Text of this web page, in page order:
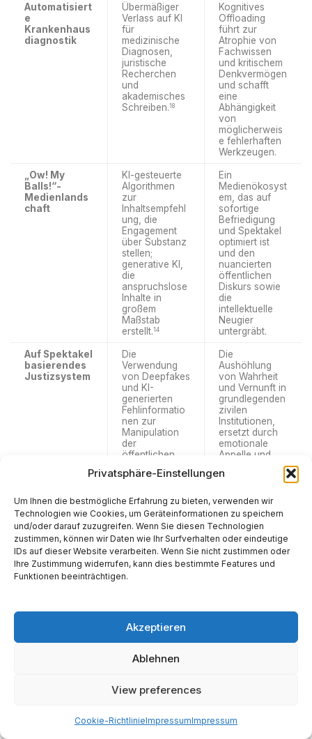
Privatsphäre-Einstellungen
Um Ihnen die bestmögliche Erfahrung zu bieten, verwenden wir
Technologien wie Cookies, um Geräteinformationen zu speichern
und/oder darauf zuzugreifen. Wenn Sie diesen Technologien
zustimmen, können wir Daten wie Ihr Surfverhalten oder eindeutige
IDs auf dieser Website verarbeiten. Wenn Sie nicht zustimmen oder
Ihre Zustimmung widerrufen, kann dies bestimmte Features und
Funktionen beeinträchtigen.
Akzeptieren
Ablehnen
View preferences
Cookie-RichtlinieImpressumImpressum
Automatisiert
e
Krankenhaus
diagnostik
Übermäßiger
Verlass auf KI
für
medizinische
Diagnosen,
juristische
Recherchen
und
akademisches
Schreiben.18
Kognitives
Offloading
führt zur
Atrophie von
Fachwissen
und kritischem
Denkvermögen
und schafft
eine
Abhängigkeit
von
möglicherweis
e fehlerhaften
Werkzeugen.
„Ow! My
Balls!“-
Medienlands
chaft
KI-gesteuerte
Algorithmen
zur
Inhaltsempfehl
ung, die
Engagement
über Substanz
stellen;
generative KI,
die
anspruchslose
Inhalte in
großem
Maßstab
erstellt.14
Ein
Medienökosyst
em, das auf
sofortige
Befriedigung
und Spektakel
optimiert ist
und den
nuancierten
öffentlichen
Diskurs sowie
die
intellektuelle
Neugier
untergräbt.
Auf Spektakel
basierendes
Justizsystem
Die
Verwendung
von Deepfakes
und KI-
generierten
Fehlinformatio
nen zur
Manipulation
der
öffentlichen
von
ren.34
Die
Aushöhlung
von Wahrheit
und Vernunft in
grundlegenden
zivilen
Institutionen,
ersetzt durch
emotionale
Appelle und
technologische
Manipulation.
Von
Unternehmen
kontrollierte
Regierung
(Brawndo
besitzt die
Der Einfluss
großer
Technologieko
nzerne auf die
Entwicklung,
Regulierung
ng von KI.
Das Risiko,
dass die
Entitäten mit
der größten
Macht zur
Macht haben
gestalten,